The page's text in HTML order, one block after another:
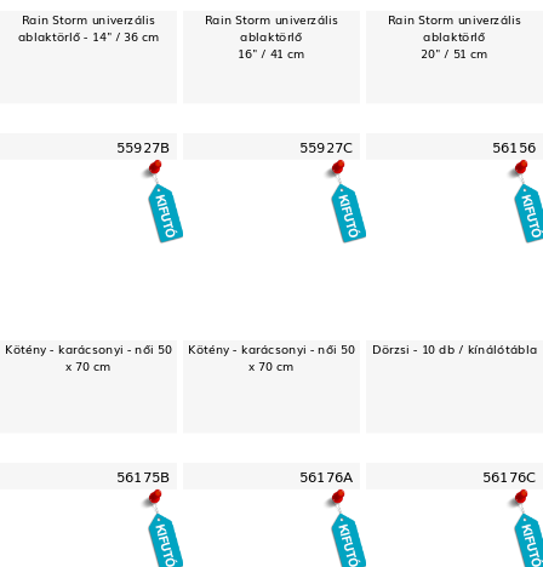
Rain Storm univerzális
ablaktörlő - 14" / 36 cm
Rain Storm univerzális
ablaktörlő
16" / 41 cm
Rain Storm univerzális
ablaktörlő
20" / 51 cm
55927B
Kötény - karácsonyi - női 50
x 70 cm
55927C
Kötény - karácsonyi - női 50
x 70 cm
56156
Dörzsi - 10 db / kínálótábla
56175B 56176A 56176C